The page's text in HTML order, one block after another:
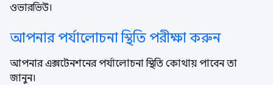
ওভারভিউ।
আপনার পর্যালোচনা স্থিতি পরীক্ষা করুন
আপনার এক্সটেনশনের পর্যালোচনা স্থিতি কোথায় পাবেন তা
জানুন।